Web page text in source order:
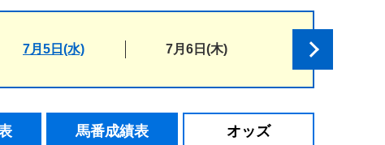
7月5日(水) 7月6日(木)
馬番成績表 オッズ